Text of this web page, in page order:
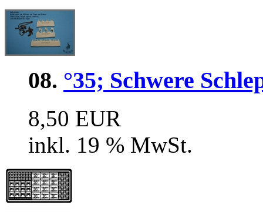
08. °35; Schwere
8,50 EUR
inkl. 19 % MwSt.